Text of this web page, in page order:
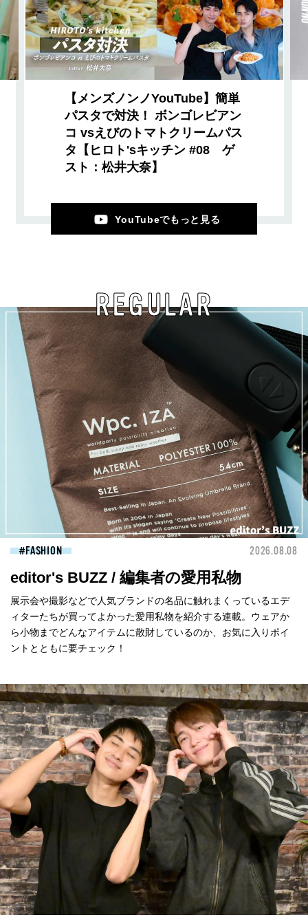
【メンズノンノYouTube】簡単
パスタで対決！ ボンゴレビアン
コ vsえびのトマトクリームパス
タ【ヒロト'sキッチン #08 ゲ
スト：松井大奈】
YouTubeでもっと見る
REGULAR
FASHION 2026.08.08
editor's BUZZ / 編集者の愛用私物
展示会や撮影などで人気ブランドの名品に触れまくっているエデ
ィターたちが買ってよかった愛用私物を紹介する連載。ウェアか
ら小物までどんなアイテムに散財しているのか、お気に入りポイ
ントとともに要チェック！